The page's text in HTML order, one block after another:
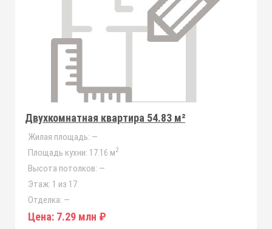
Двухкомнатная квартира 54.83 м²
Жилая площадь: —
Площадь кухни: 17.16 м2
Высота потолков: —
Этаж: 1 из 17
Отделка: —
Цена: 7.29 млн ₽